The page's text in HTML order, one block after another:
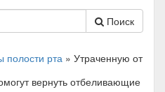
Поиск
полости рта » Утраченную от
вернуть отбеливающие